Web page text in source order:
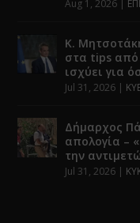
Aug 1, 2026 |
Κ.
στα tips από
ισχύει για
Jul 31, 2026 |
Δήμαρχος
απολογία –
την
Jul 31, 2026 |